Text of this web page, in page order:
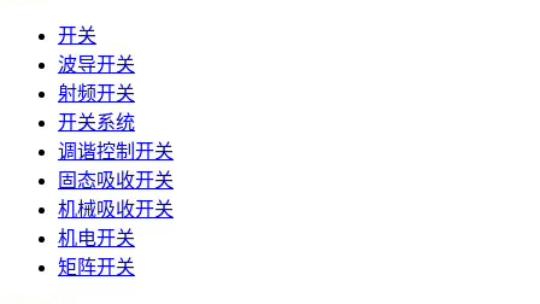
开关
波导开关
射频开关
开关系统
调谐控制开关
固态吸收开关
机械吸收开关
机电开关
矩阵开关